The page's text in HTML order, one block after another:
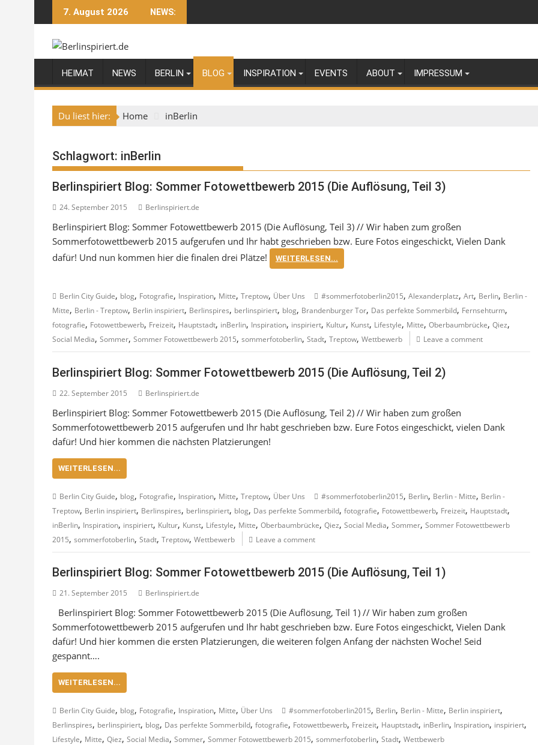
to
7. August 2026 NEWS:
HEIMAT NEWS BERLIN BLOG INSPIRATION EVENTS ABOUT IMPRESSUM
Du liest hier: Home inBerlin
Schlagwort: inBerlin
Berlinspiriert Blog: Sommer Fotowettbewerb 2015 (Die Auflösung, Teil 3)
24. September 2015 Berlinspiriert.de
Berlinspiriert Blog: Sommer Fotowettbewerb 2015 (Die Auflösung, Teil 3) // Wir haben zum großen
Sommerfotowettbewerb 2015 aufgerufen und Ihr habt geschrieben bzw. Eure Fotos eingeschickt, Vielen Dank
dafür! Und nun kommen hier die finalen drei Plätze! WEITERLESEN...
Berlin City Guide, blog, Fotografie, Inspiration, Mitte, Treptow, Über Uns #sommerfotoberlin2015, Alexanderplatz, Art, Berlin, Berlin -
Mitte, Berlin - Treptow, Berlin inspiriert, Berlinspires, berlinspiriert, blog, Brandenburger Tor, Das perfekte Sommerbild, Fernsehturm,
fotografie, Fotowettbewerb, Freizeit, Hauptstadt, inBerlin, Inspiration, inspiriert, Kultur, Kunst, Lifestyle, Mitte, Oberbaumbrücke, Qiez,
Social Media, Sommer, Sommer Fotowettbewerb 2015, sommerfotoberlin, Stadt, Treptow, Wettbewerb Leave a comment
Berlinspiriert Blog: Sommer Fotowettbewerb 2015 (Die Auflösung, Teil 2)
22. September 2015 Berlinspiriert.de
Berlinspiriert Blog: Sommer Fotowettbewerb 2015 (Die Auflösung, Teil 2) // Wir haben zum großen
Sommerfotowettbewerb 2015 aufgerufen und Ihr habt geschrieben bzw. Eure Fotos eingeschickt, vielen Dank
dafür! Und hier kommen die nächsten Platzierungen!
WEITERLESEN...
Berlin City Guide, blog, Fotografie, Inspiration, Mitte, Treptow, Über Uns #sommerfotoberlin2015, Berlin, Berlin - Mitte, Berlin -
Treptow, Berlin inspiriert, Berlinspires, berlinspiriert, blog, Das perfekte Sommerbild, fotografie, Fotowettbewerb, Freizeit, Hauptstadt,
inBerlin, Inspiration, inspiriert, Kultur, Kunst, Lifestyle, Mitte, Oberbaumbrücke, Qiez, Social Media, Sommer, Sommer Fotowettbewerb
2015, sommerfotoberlin, Stadt, Treptow, Wettbewerb Leave a comment
Berlinspiriert Blog: Sommer Fotowettbewerb 2015 (Die Auflösung, Teil 1)
21. September 2015 Berlinspiriert.de
Berlinspiriert Blog: Sommer Fotowettbewerb 2015 (Die Auflösung, Teil 1) // Wir haben zum großen
Sommerfotowettbewerb 2015 aufgerufen und Ihr habt geschrieben bzw. Eure Fotos eingeschickt, Vielen Dank
dafür! Und hier kommen die ersten Platzierungen, die weiteren folgen Anfang der nächsten Woche! Seid
gespannt….
WEITERLESEN...
Berlin City Guide, blog, Fotografie, Inspiration, Mitte, Über Uns #sommerfotoberlin2015, Berlin, Berlin - Mitte, Berlin inspiriert,
Berlinspires, berlinspiriert, blog, Das perfekte Sommerbild, fotografie, Fotowettbewerb, Freizeit, Hauptstadt, inBerlin, Inspiration, inspiriert,
Lifestyle, Mitte, Qiez, Social Media, Sommer, Sommer Fotowettbewerb 2015, sommerfotoberlin, Stadt, Wettbewerb